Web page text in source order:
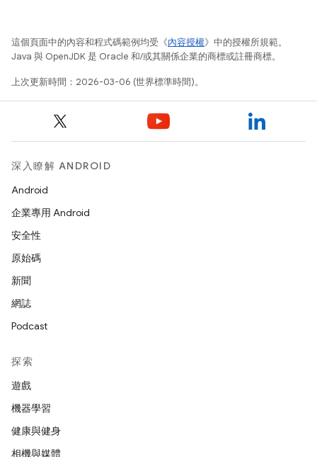
這個頁面中的內容和程式碼範例均受《內容授權》中的授權所規範。
Java 與 OpenJDK 是 Oracle 和/或其關係企業的商標或註冊商標。
上次更新時間：2026-03-06 (世界標準時間)。
深入瞭解 ANDROID
Android
企業專用 Android
安全性
原始碼
新聞
網誌
Podcast
探索
遊戲
機器學習
健康與健身
相機與媒體